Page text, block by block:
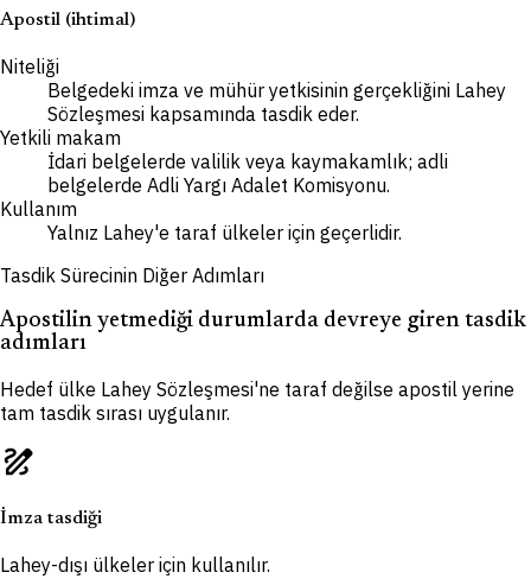
Apostil (ihtimal)
Niteliği
Belgedeki imza ve mühür yetkisinin gerçekliğini Lahey
Sözleşmesi kapsamında tasdik eder.
Yetkili makam
İdari belgelerde valilik veya kaymakamlık; adli
belgelerde Adli Yargı Adalet Komisyonu.
Kullanım
Yalnız Lahey'e taraf ülkeler için geçerlidir.
Tasdik Sürecinin Diğer Adımları
Apostilin yetmediği durumlarda devreye giren tasdik
adımları
Hedef ülke Lahey Sözleşmesi'ne taraf değilse apostil yerine
tam tasdik sırası uygulanır.
draw
İmza tasdiği
Lahey-dışı ülkeler için kullanılır.